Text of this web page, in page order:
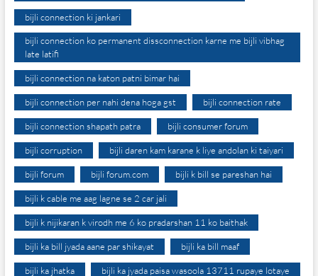
bijli connection ki jankari
bijli connection ko permanent dissconnection karne me bijli vibhag
late latifi
bijli connection na katon patni bimar hai
bijli connection per nahi dena hoga gst bijli connection rate
bijli connection shapath patra bijli consumer forum
bijli corruption bijli daren kam karane k liye andolan ki taiyari
bijli forum bijli forum.com bijli k bill se pareshan hai
bijli k cable me aag lagne se 2 car jali
bijli k nijikaran k virodh me 6 ko pradarshan 11 ko baithak
bijli ka bill jyada aane par shikayat bijli ka bill maaf
bijli ka jhatka bijli ka jyada paisa wasoola 13711 rupaye lotaye